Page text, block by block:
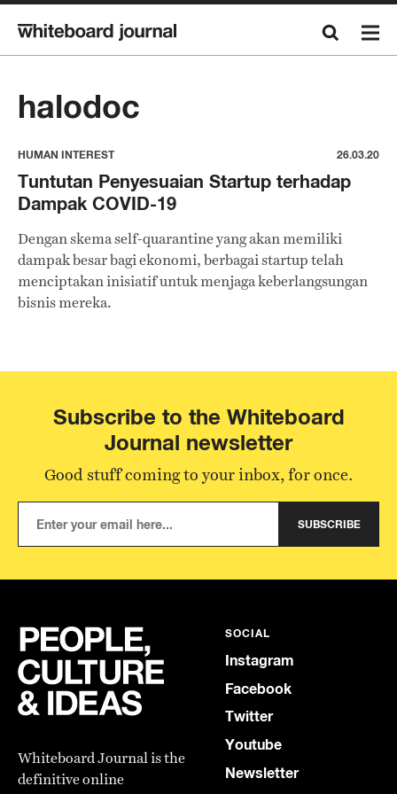
halodoc
HUMAN INTEREST 26.03.20
Tuntutan Penyesuaian Startup terhadap
Dampak COVID-19
Dengan skema self-quarantine yang akan memiliki
dampak besar bagi ekonomi, berbagai startup telah
menciptakan inisiatif untuk menjaga keberlangsungan
bisnis mereka.
Subscribe to the Whiteboard
Journal newsletter
Good stuff coming to your inbox, for once.
SUBSCRIBE
Whiteboard Journal is the
definitive online
SOCIAL
Instagram
Facebook
Twitter
Youtube
Newsletter